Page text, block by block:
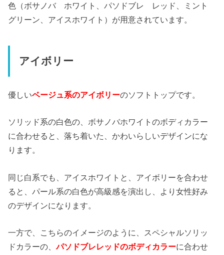
色（ボサノバ ホワイト、パソドブレ レッド、ミント
グリーン、アイスホワイト）が用意されています。
アイボリー
優しいベージュ系のアイボリーのソフトトップです。
ソリッド系の白色の、ボサノバホワイトのボディカラー
に合わせると、落ち着いた、かわいらしいデザインにな
ります。
同じ白系でも、アイスホワイトと、アイボリーを合わせ
ると、パール系の白色が高級感を演出し、より女性好み
のデザインになります。
一方で、こちらのイメージのように、スペシャルソリッ
ドカラーの、パソドブレレッドのボディカラーに合わせ